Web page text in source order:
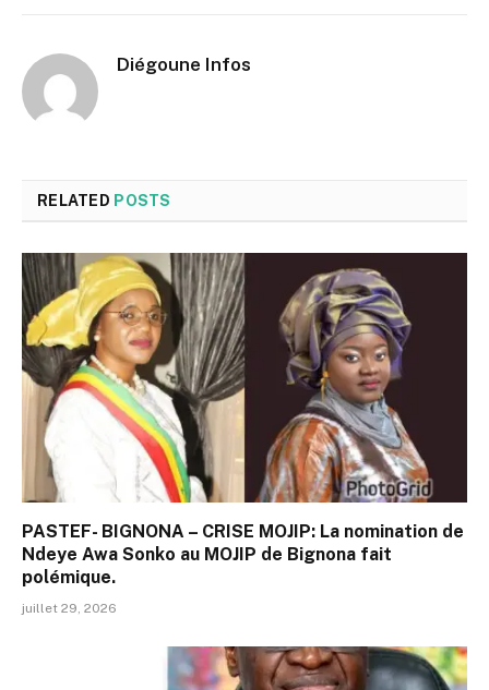
Diégoune Infos
RELATED POSTS
PASTEF- BIGNONA – CRISE MOJIP: La nomination de
Ndeye Awa Sonko au MOJIP de Bignona fait
polémique.
juillet 29, 2026